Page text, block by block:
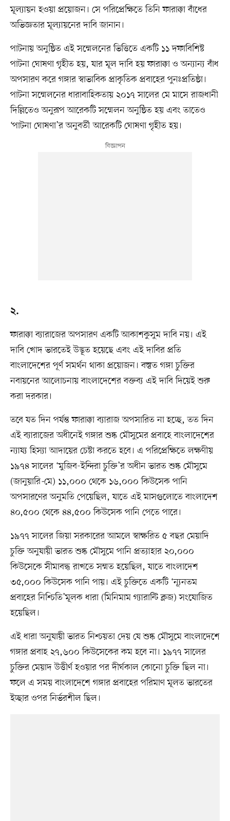
মূল্যায়ন হওয়া প্রয়োজন। সে পরিপ্রেক্ষিতে তিনি ফারাক্কা বাঁধের
অভিজ্ঞতার মূল্যায়নের দাবি জানান।
পাটনায় অনুষ্ঠিত এই সম্মেলনের ভিত্তিতে একটি ১১ দফাবিশিষ্ট
পাটনা ঘোষণা গৃহীত হয়, যার মূল দাবি হয় ফারাক্কা ও অন্যান্য বাঁধ
অপসারণ করে গঙ্গার স্বাভাবিক প্রাকৃতিক প্রবাহের পুনঃপ্রতিষ্ঠা।
পাটনা সম্মেলনের ধারাবাহিকতায় ২০১৭ সালের মে মাসে রাজধানী
দিল্লিতেও অনুরূপ আরেকটি সম্মেলন অনুষ্ঠিত হয় এবং তাতেও
‘পাটনা ঘোষণা’র অনুবর্তী আরেকটি ঘোষণা গৃহীত হয়।
২.
ফারাক্কা ব্যারাজের অপসারণ একটি আকাশকুসুম দাবি নয়। এই
দাবি খোদ ভারতেই উদ্ভূত হয়েছে এবং এই দাবির প্রতি
বাংলাদেশের পূর্ণ সমর্থন থাকা প্রয়োজন। বস্তুত গঙ্গা চুক্তির
নবায়নের আলোচনায় বাংলাদেশের বক্তব্য এই দাবি দিয়েই শুরু
করা দরকার।
তবে যত দিন পর্যন্ত ফারাক্কা ব্যারাজ অপসারিত না হচ্ছে, তত দিন
এই ব্যারাজের অধীনেই গঙ্গার শুষ্ক মৌসুমের প্রবাহে বাংলাদেশের
ন্যায্য হিস্যা আদায়ের চেষ্টা করতে হবে। এ পরিপ্রেক্ষিতে লক্ষণীয়
১৯৭৪ সালের ‘মুজিব-ইন্দিরা চুক্তি’র অধীন ভারত শুষ্ক মৌসুমে
(জানুয়ারি-মে) ১১,০০০ থেকে ১৬,০০০ কিউসেক পানি
অপসারণের অনুমতি পেয়েছিল, যাতে এই মাসগুলোতে বাংলাদেশ
৪০,৫০০ থেকে ৪৪,৫০০ কিউসেক পানি পেতে পারে।
১৯৭৭ সালের জিয়া সরকারের আমলে স্বাক্ষরিত ৫ বছর মেয়াদি
চুক্তি অনুযায়ী ভারত শুষ্ক মৌসুমে পানি প্রত্যাহার ২০,০০০
কিউসেকে সীমাবদ্ধ রাখতে সম্মত হয়েছিল, যাতে বাংলাদেশ
৩৫,০০০ কিউসেক পানি পায়। এই চুক্তিতে একটি ‘ন্যূনতম
প্রবাহের নিশ্চিতি’মূলক ধারা (মিনিমাম গ্যারান্টি ক্লজ) সংযোজিত
হয়েছিল।
এই ধারা অনুযায়ী ভারত নিশ্চয়তা দেয় যে শুষ্ক মৌসুমে বাংলাদেশে
গঙ্গার প্রবাহ ২৭,৬০০ কিউসেকের কম হবে না। ১৯৭৭ সালের
চুক্তির মেয়াদ উত্তীর্ণ হওয়ার পর দীর্ঘকাল কোনো চুক্তি ছিল না।
ফলে এ সময় বাংলাদেশে গঙ্গার প্রবাহের পরিমাণ মূলত ভারতের
ইচ্ছার ওপর নির্ভরশীল ছিল।